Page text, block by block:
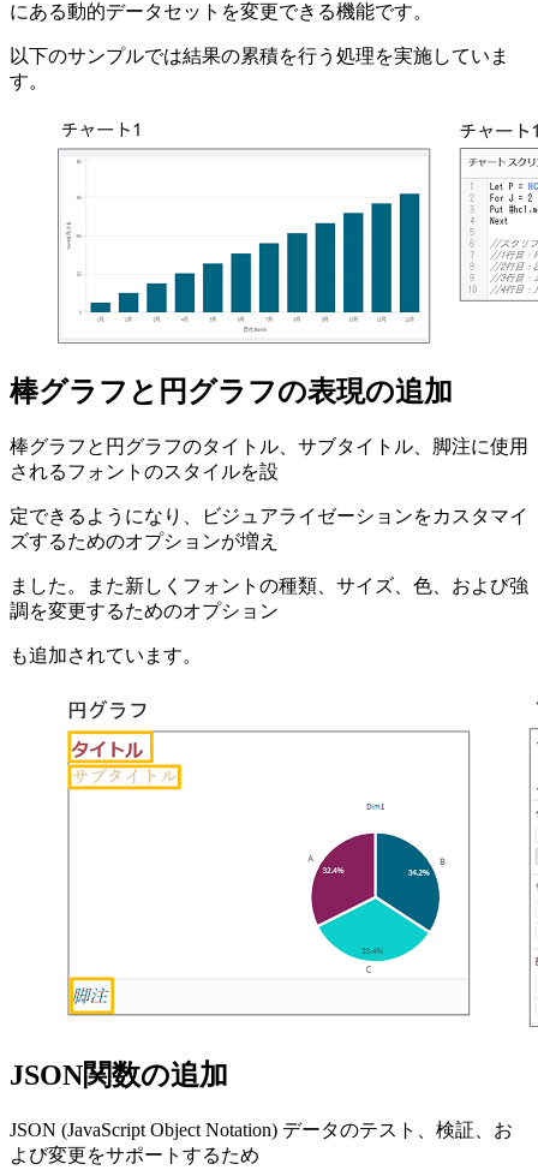
にある動的データセットを変更できる機能です。
以下のサンプルでは結果の累積を行う処理を実施していま
す。
棒グラフと円グラフの表現の追加
棒グラフと円グラフのタイトル、サブタイトル、脚注に使用
されるフォントのスタイルを設
定できるようになり、ビジュアライゼーションをカスタマイ
ズするためのオプションが増え
ました。また新しくフォントの種類、サイズ、色、および強
調を変更するためのオプション
も追加されています。
JSON関数の追加
JSON (JavaScript Object Notation) データのテスト、検証、お
よび変更をサポートするため